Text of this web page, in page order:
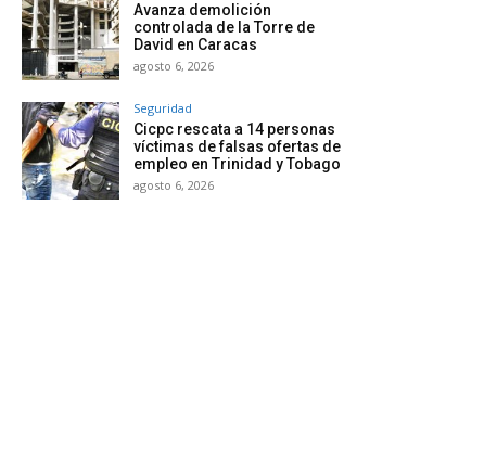
Avanza demolición
controlada de la Torre de
David en Caracas
agosto 6, 2026
Seguridad
Cicpc rescata a 14 personas
víctimas de falsas ofertas de
empleo en Trinidad y Tobago
agosto 6, 2026